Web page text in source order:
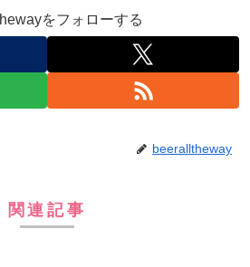
をフォローする
beeralltheway
関連記事